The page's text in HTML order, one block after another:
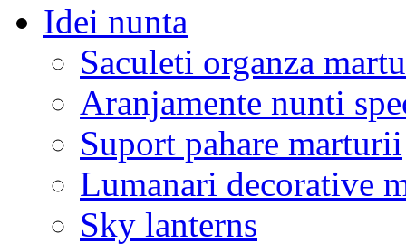
Idei nunta
Saculeti organza
Aranjamente nunti
Suport pahare marturii
Lumanari decorative
Sky lanterns